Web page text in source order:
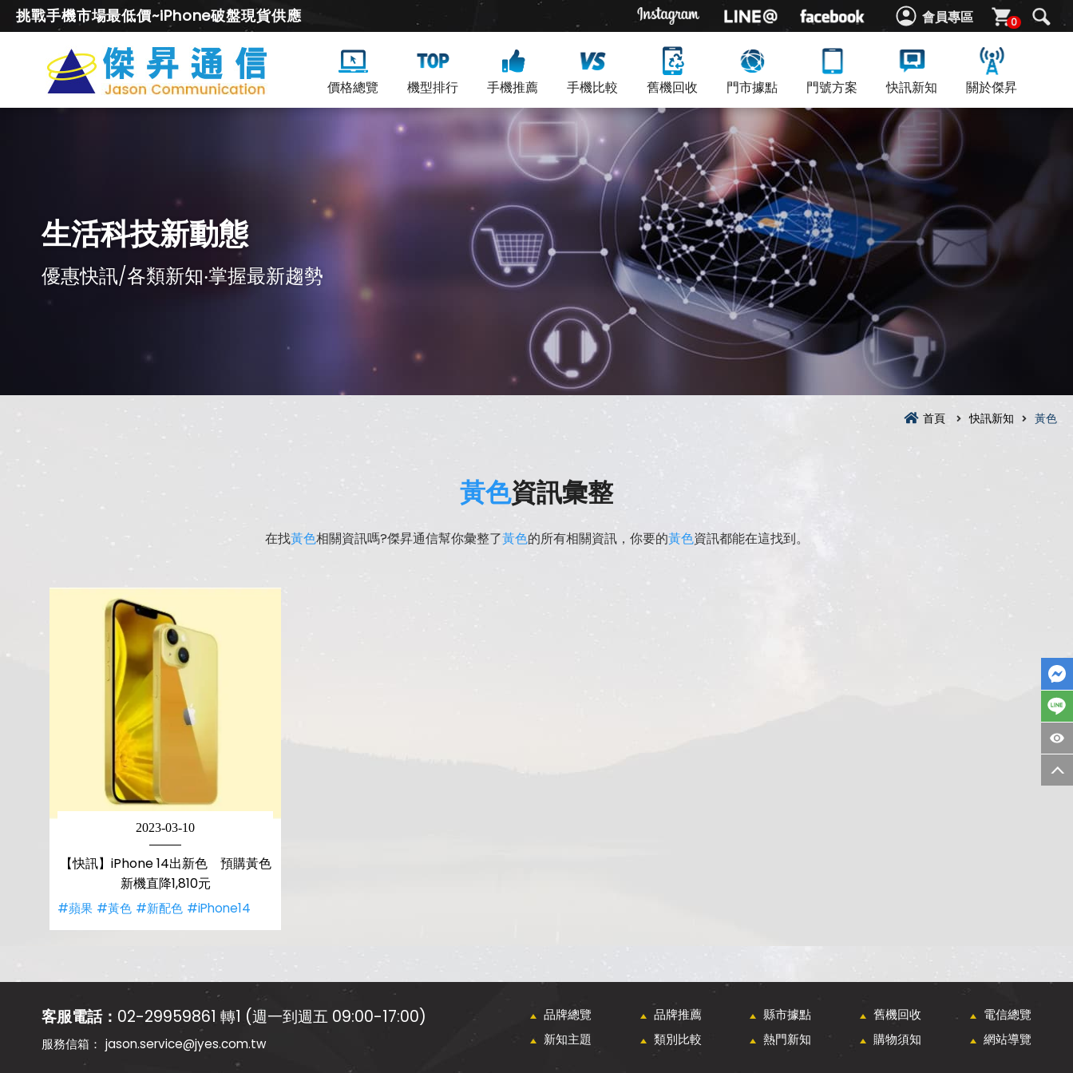
會員專區 0
挑戰手機市場最低價~iPhone破盤現貨供應
價格總覽 機型排行 手機推薦 手機比較 舊機回收 門市據點 門號方案 快訊新知 關於傑昇
生活科技新動態
優惠快訊/各類新知‧掌握最新趨勢
首頁 快訊新知 黃色
黃色資訊彙整
在找黃色相關資訊嗎?傑昇通信幫你彙整了黃色的所有相關資訊，你要的黃色資訊都能在這找到。
2023-03-10
【快訊】iPhone 14出新色 預購黃色
新機直降1,810元
#蘋果 #黃色 #新配色 #iPhone14
客服電話： 02-29959861 轉1 (週一到週五 09:00-17:00)
jason.service@jyes.com.tw
品牌總覽 品牌推薦 縣市據點 舊機回收
電信總覽
新知主題
類別比較 熱門新知 購物須知 網站導覽